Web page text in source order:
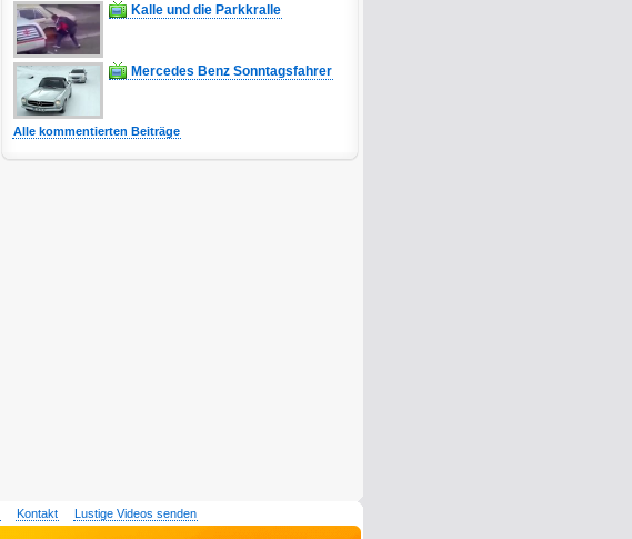
Kalle und die Parkkralle
Mercedes Benz Sonntagsfahrer
Alle kommentierten Beiträge
Kontakt Lustige Videos senden